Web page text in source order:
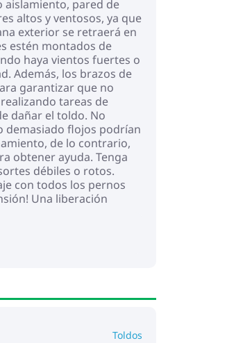
aislamiento, pared de
altos y ventosos, ya que
exterior se retraerá en
estén montados de
haya vientos fuertes o
Además, los brazos de
garantizar que no
tareas de
dañar el toldo. No
demasiado flojos podrían
de lo contrario,
obtener ayuda. Tenga
débiles o rotos.
con todos los pernos
Una liberación
de construcción.
Toldos